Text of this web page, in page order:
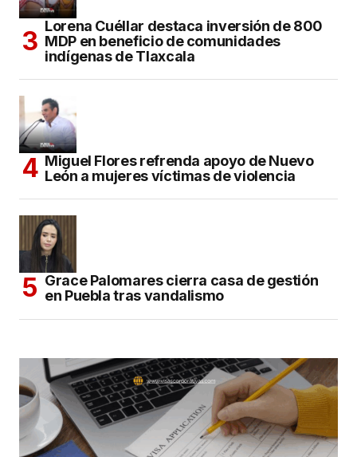
Lorena Cuéllar destaca inversión de 800
MDP en beneficio de comunidades
indígenas de Tlaxcala
Miguel Flores refrenda apoyo de Nuevo
León a mujeres víctimas de violencia
Grace Palomares cierra casa de gestión
en Puebla tras vandalismo